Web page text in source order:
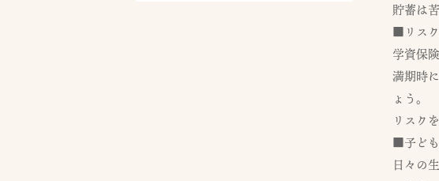
貯蓄は
■リス
学資保
満期時
ょう。
リスク
■子ど
日々の